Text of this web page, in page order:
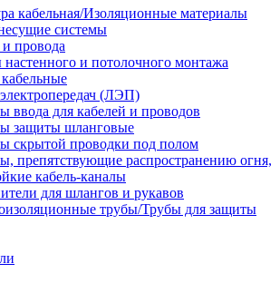
кабельная/Изоляционные материалы
системы
провода
и потолочного монтажа
(ЛЭП)
ввода для кабелей и проводов
защиты шланговые
скрытой проводки под полом
препятствующие распространению огня,
кабель-каналы
для шлангов и рукавов
трубы/Трубы для защиты